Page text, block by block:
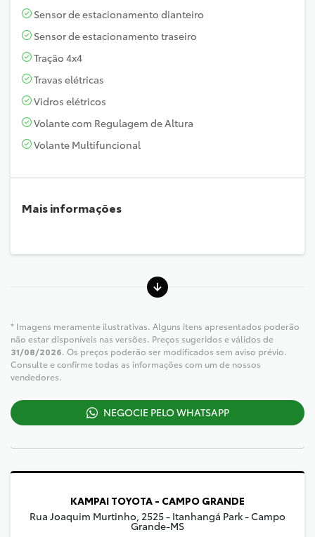
Sensor de estacionamento dianteiro
Sensor de estacionamento traseiro
Tração 4x4
Travas elétricas
Vidros elétricos
Volante com Regulagem de Altura
Volante Multifuncional
Mais informações
* Imagens meramente ilustrativas. Alguns itens apresentados poderão
não estar disponíveis nas versões. Preços sugeridos e válidos de
31/08/2026. Os preços poderão ser modificados sem aviso prévio.
Consulte e confirme todas as informações com um de nossos
vendedores.
NEGOCIE PELO WHATSAPP
KAMPAI TOYOTA - CAMPO GRANDE
Rua Joaquim Murtinho, 2525 - Itanhangá Park - Campo
Grande-MS